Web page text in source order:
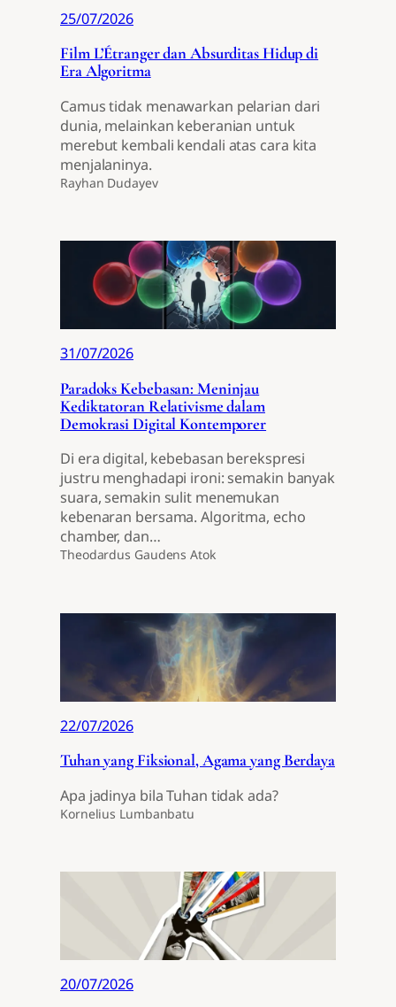
25/07/2026
Film L’Étranger dan Absurditas Hidup di
Era Algoritma
Camus tidak menawarkan pelarian dari
dunia, melainkan keberanian untuk
merebut kembali kendali atas cara kita
menjalaninya.
Rayhan Dudayev
31/07/2026
Paradoks Kebebasan: Meninjau
Kediktatoran Relativisme dalam
Demokrasi Digital Kontemporer
Di era digital, kebebasan berekspresi
justru menghadapi ironi: semakin banyak
suara, semakin sulit menemukan
kebenaran bersama. Algoritma, echo
chamber, dan…
Theodardus Gaudens Atok
22/07/2026
Tuhan yang Fiksional, Agama yang Berdaya
Apa jadinya bila Tuhan tidak ada?
Kornelius Lumbanbatu
20/07/2026